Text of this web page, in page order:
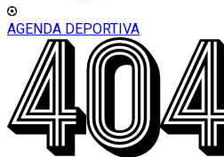
AGENDA DEPORTIVA